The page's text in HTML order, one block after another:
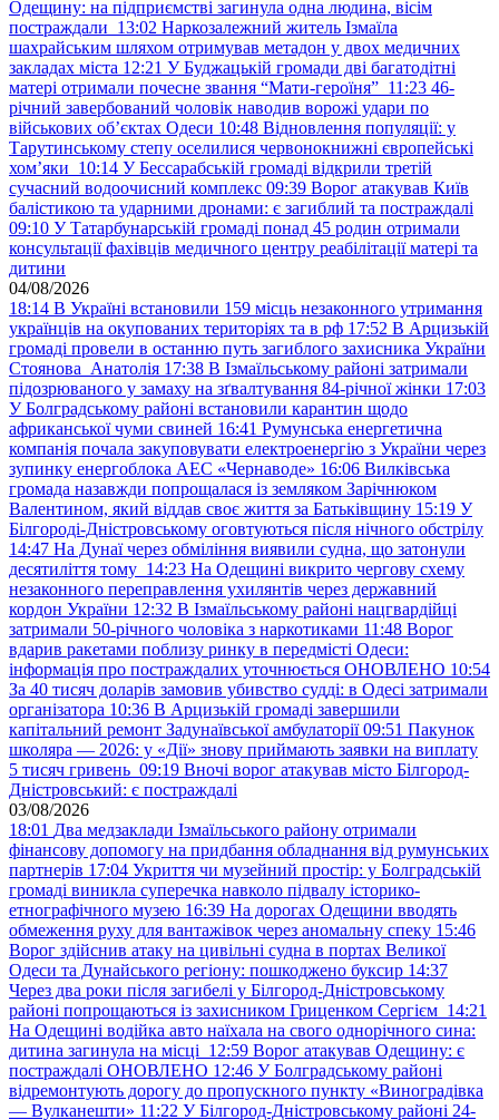
Одещину: на підприємстві загинула одна людина, вісім
постраждали 13:02 Наркозалежний житель Ізмаїла
шахрайським шляхом отримував метадон у двох медичних
закладах міста 12:21 У Буджацькій громади дві багатодітні
матері отримали почесне звання “Мати-героїня” 11:23 46-
річний завербований чоловік наводив ворожі удари по
військових обʼєктах Одеси 10:48 Відновлення популяції: у
Тарутинському степу оселилися червонокнижні європейські
хом’яки 10:14 У Бессарабській громаді відкрили третій
сучасний водоочисний комплекс 09:39 Ворог атакував Київ
балістикою та ударними дронами: є загиблий та постраждалі
09:10 У Татарбунарській громаді понад 45 родин отримали
консультації фахівців медичного центру реабілітації матері та
дитини
04/08/2026
18:14 В Україні встановили 159 місць незаконного утримання
українців на окупованих територіях та в рф 17:52 В Арцизькій
громаді провели в останню путь загиблого захисника України
Стоянова Анатолія 17:38 В Ізмаїльському районі затримали
підозрюваного у замаху на зґвалтування 84-річної жінки 17:03
У Болградському районі встановили карантин щодо
африканської чуми свиней 16:41 Румунська енергетична
компанія почала закуповувати електроенергію з України через
зупинку енергоблока АЕС «Чернаводе» 16:06 Вилківська
громада назавжди попрощалася із земляком Зарічнюком
Валентином, який віддав своє життя за Батьківщину 15:19 У
Білгороді-Дністровському оговтуються після нічного обстрілу
14:47 На Дунаї через обміління виявили судна, що затонули
десятиліття тому 14:23 На Одещині викрито чергову схему
незаконного переправлення ухилянтів через державний
кордон України 12:32 В Ізмаїльському районі нацгвардійці
затримали 50-річного чоловіка з наркотиками 11:48 Ворог
вдарив ракетами поблизу ринку в передмісті Одеси:
інформація про постраждалих уточнюється ОНОВЛЕНО 10:54
За 40 тисяч доларів замовив убивство судді: в Одесі затримали
організатора 10:36 В Арцизькій громаді завершили
капітальний ремонт Задунаївської амбулаторії 09:51 Пакунок
школяра — 2026: у «Дії» знову приймають заявки на виплату
5 тисяч гривень 09:19 Вночі ворог атакував місто Білгород-
Дністровський: є постраждалі
03/08/2026
18:01 Два медзаклади Ізмаїльського району отримали
фінансову допомогу на придбання обладнання від румунських
партнерів 17:04 Укриття чи музейний простір: у Болградській
громаді виникла суперечка навколо підвалу історико-
етнографічного музею 16:39 На дорогах Одещини вводять
обмеження руху для вантажівок через аномальну спеку 15:46
Ворог здійснив атаку на цивільні судна в портах Великої
Одеси та Дунайського регіону: пошкоджено буксир 14:37
Через два роки після загибелі у Білгород-Дністровському
районі попрощаються із захисником Гриценком Сергієм 14:21
На Одещині водійка авто наїхала на свого однорічного сина:
дитина загинула на місці 12:59 Ворог атакував Одещину: є
постраждалі ОНОВЛЕНО 12:46 У Болградському районі
відремонтують дорогу до пропускного пункту «Виноградівка
— Вулканешти» 11:22 У Білгород-Дністровському районі 24-